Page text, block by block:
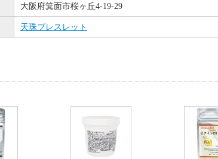
大阪府箕面市桜ヶ丘4-19-29
天珠ブレスレット